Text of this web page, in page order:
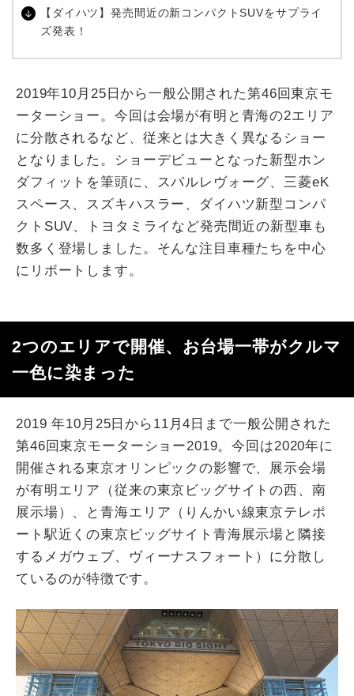
【ダイハツ】発売間近の新コンパクトSUVをサプライ
ズ発表！
2019年10月25日から一般公開された第46回東京モ
ーターショー。今回は会場が有明と青海の2エリア
に分散されるなど、従来とは大きく異なるショー
となりました。ショーデビューとなった新型ホン
ダフィットを筆頭に、スバルレヴォーグ、三菱eK
スペース、スズキハスラー、ダイハツ新型コンパ
クトSUV、トヨタミライなど発売間近の新型車も
数多く登場しました。そんな注目車種たちを中心
にリポートします。
2つのエリアで開催、お台場一帯がクルマ
一色に染まった
2019 年10月25日から11月4日まで一般公開された
第46回東京モーターショー2019。今回は2020年に
開催される東京オリンピックの影響で、展示会場
が有明エリア（従来の東京ビッグサイトの西、南
展示場）、と青海エリア（りんかい線東京テレポ
ート駅近くの東京ビッグサイト青海展示場と隣接
するメガウェブ、ヴィーナスフォート）に分散し
ているのが特徴です。